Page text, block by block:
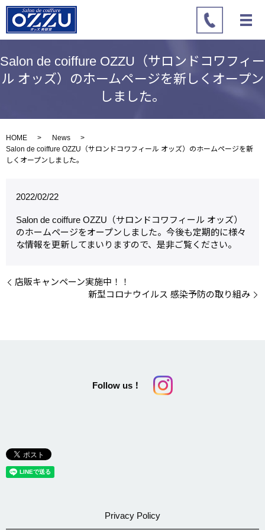
Salon de coiffure OZZU（サロンドコワフィー
ル オッズ）のホームページを新しくオープン
しました。
HOME
News
Salon de coiffure OZZU（サロンドコワフィール オッズ）のホームページを新
しくオープンしました。
2022/02/22
Salon de coiffure OZZU（サロンドコワフィール オッズ）
のホームページをオープンしました。今後も定期的に様々
な情報を更新してまいりますので、是非ご覧ください。
店販キャンペーン実施中！！
新型コロナウイルス 感染予防の取り組み
Follow us！
Privacy Policy